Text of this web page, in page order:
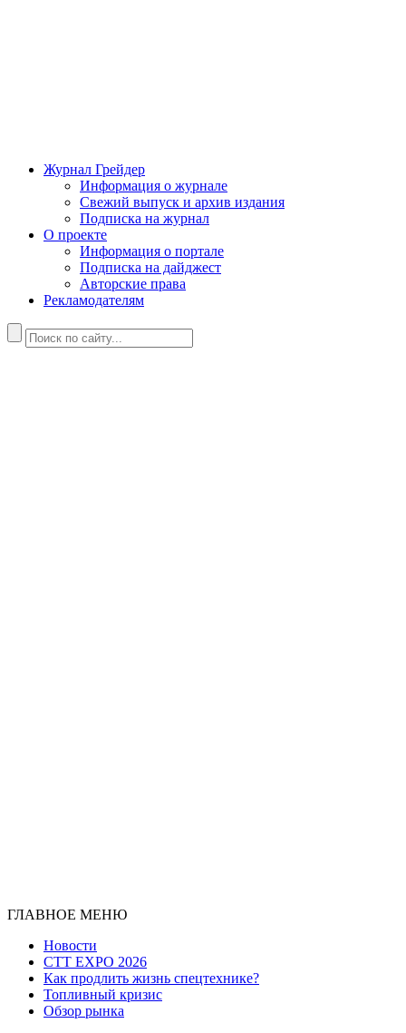
Журнал Грейдер
Информация о журнале
Свежий выпуск и архив издания
Подписка на журнал
О проекте
Информация о портале
Подписка на дайджест
Авторские права
Рекламодателям
ГЛАВНОЕ МЕНЮ
Новости
CTT EXPO 2026
Как продлить жизнь спецтехнике?
Топливный кризис
Обзор рынка